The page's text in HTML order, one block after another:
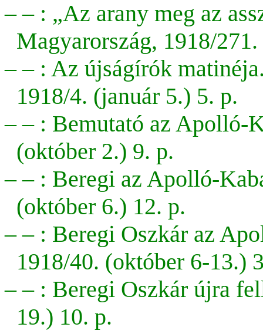
– – : „Az arany meg az
Magyarország, 1918/
– – : Az újságírók
1918/4. (január 5.) 5. p.
– – : Bemutató az Apolló-
(október 2.) 9. p.
– – : Beregi az Apolló-
(október 6.) 12. p.
– – : Beregi Oszkár az
1918/40. (október 6-13.)
– – : Beregi Oszkár újra
19.) 10. p.